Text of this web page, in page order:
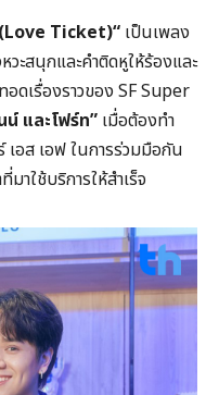
Love Ticket)“ เป็นเพลง
ะสนุกและคำติดหูให้ร้องและ
อดเรื่องราวของ SF Super
น์ และโฟร์ท” เมื่อต้องทำ
อส เอฟ ในการร่วมมือกัน
มาใช้บริการให้สำเร็จ